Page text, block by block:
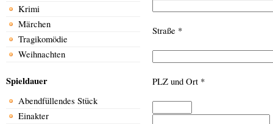
Krimi
Märchen
Tragikomödie
Weihnachten
Spieldauer
Abendfüllendes Stück
Einakter
Straße *
PLZ und Ort *